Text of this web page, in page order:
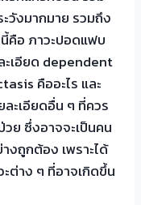
วังมากมาย รวมถึง
คือ ภาวะปอดแฟบ
เอียด dependent
คืออะไร และ
ะเอียดอื่น ๆ ที่ควร
ย ซึ่งอาจจะเป็นคน
ถูกต้อง เพราะได้
ต่าง ๆ ที่อาจเกิดขึ้น